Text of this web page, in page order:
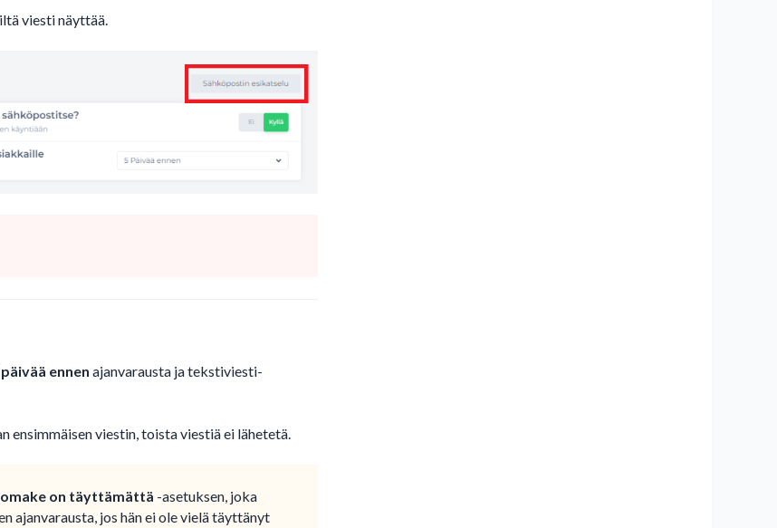
viesti näyttää.
päivää ennen ajanvarausta ja tekstiviesti-
ensimmäisen viestin, toista viestiä ei lähetetä.
on täyttämättä -asetuksen, joka
ajanvarausta, jos hän ei ole vielä täyttänyt